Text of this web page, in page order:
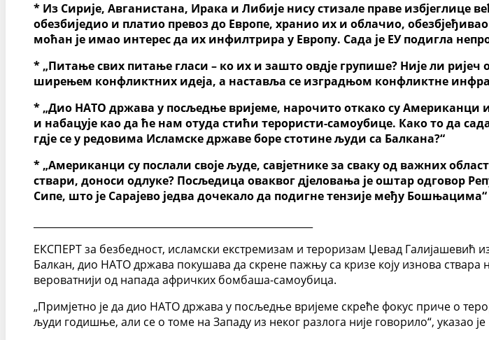
* Из Сирије, Авганистана, Ирака и Либије нисустизале праве избјеглице
обезбиједио и платио превоз до Европе, хранио их и облачио,
моћан је имао интерес да их инфилтрира у Европу. Сада је ЕУ подигла
* „Питање свих питање гласи – ко их и зашто овдје групише? Није ли ријеч
ширењем конфликтних идеја, а наставља се изградњом конфликтне
* „Дио НАТО држава у посљедње вријеме, нарочито откако су Американци
и набацује као да ће нам отуда стићи терористи-самоубице. Како то да
гдје се у редовима Исламске државе боре стотине људи са Балкана?“
* „Американци су послали своје људе, савјетнике за сваку од важних
ствари, доноси одлуке? Посљедица оваквог дјеловања је оштар одговор
Сипе, што је Сарајево једва дочекало да подигне тензије међу Бошњацима“
ЕКСПЕРТ за безбедност, исламски екстремизам и тероризам Џевад Галијашевић
Балкан, дио НАТО држава покушава да скрене пажњу са кризе коју изнова ствара
вероватнији од напада афричких бомбаша-самоубица.
„Примјетно је да дио НАТО држава у посљедње вријеме скреће фокус приче о
људи годишње, али се о томе на Западу из неког разлога није говорило“, указао